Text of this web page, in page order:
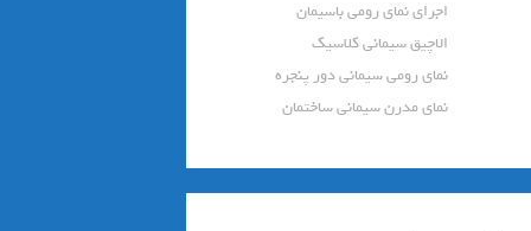
اجرای نمای رومی باسیمان
الاچیق سیمانی کلاسیک
نمای رومی سیمانی دور پنجره
نمای مدرن سیمانی ساختمان